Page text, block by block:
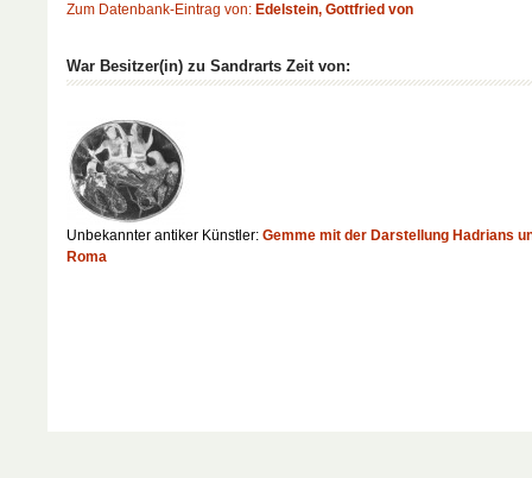
Zum Datenbank-Eintrag von: Edelstein, Gottfried von
War Besitzer(in) zu Sandrarts Zeit von:
Unbekannter antiker Künstler: Gemme mit der Darstellung Hadrians
Roma